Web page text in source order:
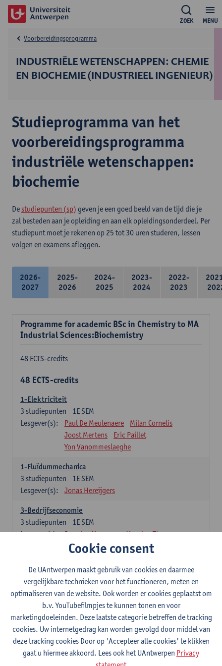
MENU
ZOEK
INDUSTRIËLE WETENSCHAPPEN: CHEMIE
EN BIOCHEMIE (INDUSTRIEEL INGENIEUR)
Voorbereidingsprogramma
Studieprogramma van het
voorbereidingsprogramma
industriële wetenschappen:
biochemie
De studiepunten (sp) geven je een goed beeld van de tijd die je
zal besteden aan je opleiding en aan elk opleidingsonderdeel. Per
studiepunt moet je rekenen op 25 tot 30 uren studeren, lessen
volgen en examens afleggen.
2026-
2027
2025-
2026
2024-
2025
2023-
2024
2022-
2023
Programme for academic BSc in Chemistry to MA
Industrial Sciences:Biochemistry
48 ECTS-credits
48 ECTS-credits
1-Elektriciteit
1E SEM
3 studiepunten
Lesgever(s):
Paul De Meulenaere
Milan Cornelis
Joost Mertens
Eric Paillet
Yon Vanommeslaeghe
1-Fluïdummechanica
1E SEM
3 studiepunten
Lesgever(s):
Jonas Hereijgers
3-Bedrijfseconomie
1E SEM
3 studiepunten
Lesgever(s):
Jasmine Meysman Maarten Thys
3-Massa- en energiebalansen
1E SEM
studiepunten
Lesgever(s):
Kevin Van Daele
3-Thermodynamica
1E SEM
studiepunten
Lesgever(s):
Ivan Verhaert
Stef Jacobs
Houssam Matbouli
Willem Vandenhove
Jitse Van Thillo
Cookie consent
De UAntwerpen maakt gebruik van cookies en daarmee
vergelijkbare technieken voor het functioneren, meten en
optimaliseren van de website. Ook worden er cookies geplaatst om
b.v. YouTubefilmpjes te kunnen tonen en voor
marketingdoeleinden. Deze laatste categorie betreffen de tracking
cookies. Uw internetgedrag kan worden gevolgd door middel van
deze tracking cookies Door op 'Accepteer alle cookies' te klikken
gaat u hiermee akkoord. Lees ook het UAntwerpen Privacy